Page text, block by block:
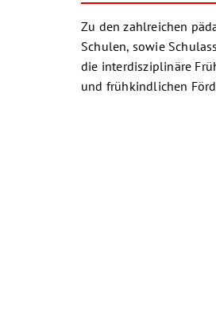
Zu den zahlreichen
Schulen, sowie
die interdisziplinäre
und frühkindlichen